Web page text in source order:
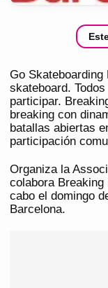
Go
skateboard.
participar.
breaking con
batallas abiertas
participación
Organiza la
colabora
cabo el domingo
Barcelona.